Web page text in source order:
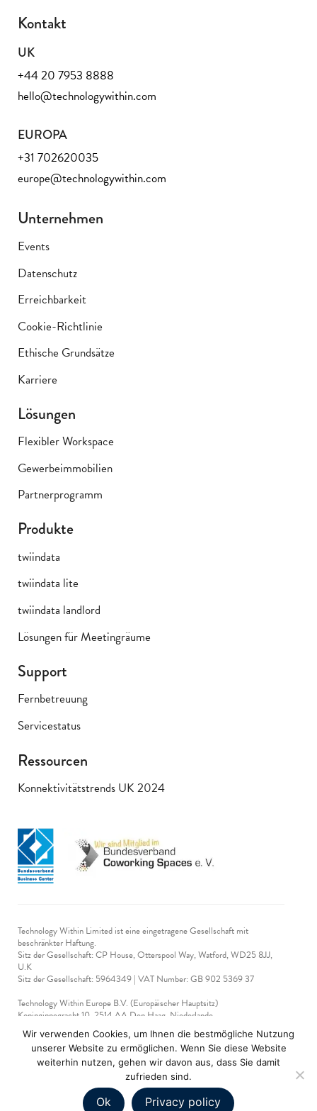
Kontakt
UK
+44 20 7953 8888
hello@technologywithin.com
EUROPA
+31 702620035
europe@technologywithin.com
Unternehmen
Events
Datenschutz
Erreichbarkeit
Cookie-Richtlinie
Ethische Grundsätze
Karriere
Lösungen
Flexibler Workspace
Gewerbeimmobilien
Partnerprogramm
Produkte
twiindata
twiindata lite
twiindata landlord
Lösungen für Meetingräume
Support
Fernbetreuung
Servicestatus
Ressourcen
Konnektivitätstrends UK 2024
Technology Within Limited ist eine eingetragene Gesellschaft mit
beschränkter Haftung.
Sitz der Gesellschaft: CP House, Otterspool Way, Watford, WD25 8JJ,
U.K
​Sitz der Gesellschaft: 5964349 | VAT Number: GB 902 5369 37
Technology Within Europe B.V. (Europäischer Hauptsitz)
Koninginnegracht 10, 2514 AA Den Haag, Niederlande
Steuernummer: NL 865 425 140 B01
KVK-nummer 90712714
technologywithin © 2019-2026. Alle Rechte vorbehalten.
Wir verwenden Cookies, um Ihnen die bestmögliche Nutzung
unserer Website zu ermöglichen. Wenn Sie diese Website
weiterhin nutzen, gehen wir davon aus, dass Sie damit
zufrieden sind.
Ok Privacy policy